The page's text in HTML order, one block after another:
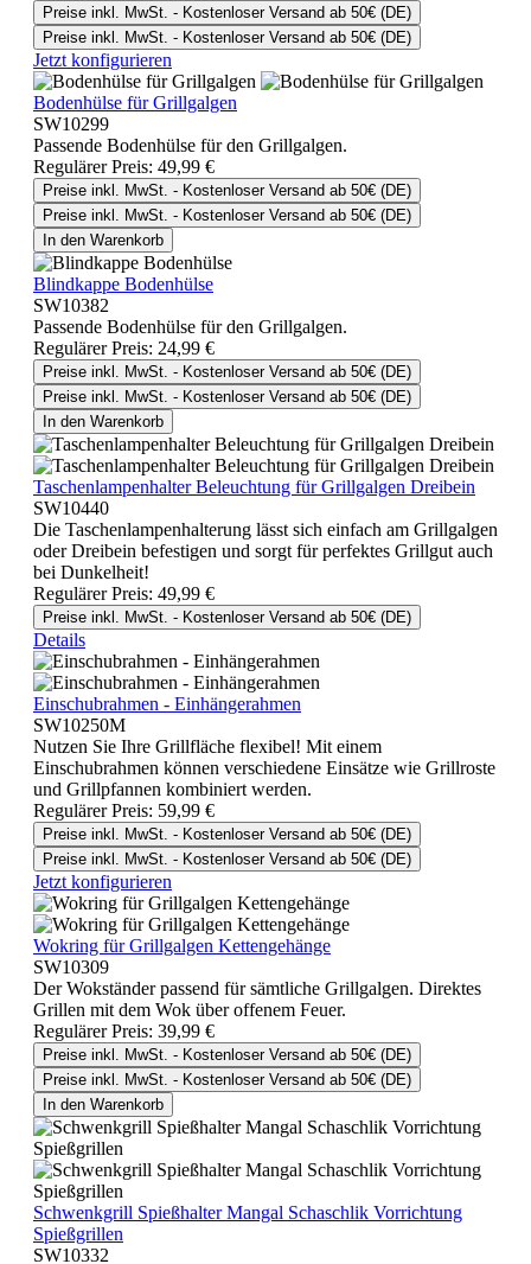
Preise inkl. MwSt. - Kostenloser Versand ab 50€ (DE)
Preise inkl. MwSt. - Kostenloser Versand ab 50€ (DE)
Jetzt konfigurieren
Bodenhülse für Grillgalgen
SW10299
Passende Bodenhülse für den Grillgalgen.
Regulärer Preis: 49,99 €
Preise inkl. MwSt. - Kostenloser Versand ab 50€ (DE)
Preise inkl. MwSt. - Kostenloser Versand ab 50€ (DE)
In den Warenkorb
Blindkappe Bodenhülse
SW10382
Passende Bodenhülse für den Grillgalgen.
Regulärer Preis: 24,99 €
Preise inkl. MwSt. - Kostenloser Versand ab 50€ (DE)
Preise inkl. MwSt. - Kostenloser Versand ab 50€ (DE)
In den Warenkorb
Taschenlampenhalter Beleuchtung für Grillgalgen Dreibein
SW10440
Die Taschenlampenhalterung lässt sich einfach am Grillgalgen
oder Dreibein befestigen und sorgt für perfektes Grillgut auch
bei Dunkelheit!
Regulärer Preis: 49,99 €
Preise inkl. MwSt. - Kostenloser Versand ab 50€ (DE)
Details
Einschubrahmen - Einhängerahmen
SW10250M
Nutzen Sie Ihre Grillfläche flexibel! Mit einem
Einschubrahmen können verschiedene Einsätze wie Grillroste
und Grillpfannen kombiniert werden.
Regulärer Preis: 59,99 €
Preise inkl. MwSt. - Kostenloser Versand ab 50€ (DE)
Preise inkl. MwSt. - Kostenloser Versand ab 50€ (DE)
Jetzt konfigurieren
Wokring für Grillgalgen Kettengehänge
SW10309
Der Wokständer passend für sämtliche Grillgalgen. Direktes
Grillen mit dem Wok über offenem Feuer.
Regulärer Preis: 39,99 €
Preise inkl. MwSt. - Kostenloser Versand ab 50€ (DE)
Preise inkl. MwSt. - Kostenloser Versand ab 50€ (DE)
In den Warenkorb
Schwenkgrill Spießhalter Mangal Schaschlik Vorrichtung
Spießgrillen
SW10332